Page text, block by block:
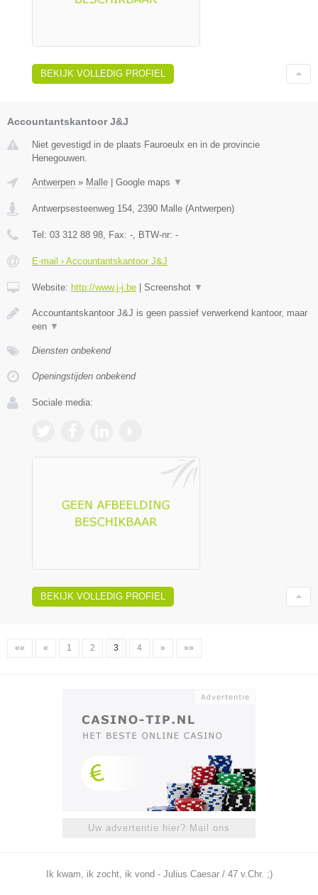
BEKIJK VOLLEDIG PROFIEL
Accountantskantoor J&J
Niet gevestigd in de plaats Fauroeulx en in de provincie
Henegouwen.
Antwerpen » Malle Google maps ▼
Antwerpsesteenweg 154 2390 Malle (Antwerpen)
Tel: 03 312 88 98 , Fax: - , BTW-nr: -
E-mail › Accountantskantoor J&J
Website: http://www.j-j.be Screenshot ▼
Accountantskantoor J&J is geen passief verwerkend kantoor, maar
een ▼
Diensten onbekend
Openingstijden onbekend
Sociale media:
BEKIJK VOLLEDIG PROFIEL
«« « 1 2 3 4 » »»
Uw advertentie hier? Mail ons
Ik kwam, ik zocht, ik vond - Julius Caesar / 47 v.Chr. ;)